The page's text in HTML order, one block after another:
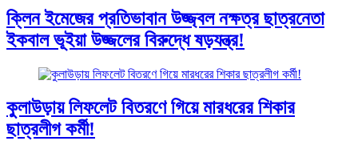
ক্লিন ইমেজের প্রতিভাবান উজ্জ্বল নক্ষত্র ছাত্রনেতা
ইকবাল ভূইয়া উজ্জলের বিরুদ্ধে ষড়যন্ত্র!
কুলাউড়ায় লিফলেট বিতরণে গিয়ে মারধরের শিকার
ছাত্রলীগ কর্মী!